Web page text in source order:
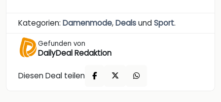
Kategorien: Damenmode,DealsundSport.
Gefunden von
DailyDeal Redaktion
Diesen Deal teilen